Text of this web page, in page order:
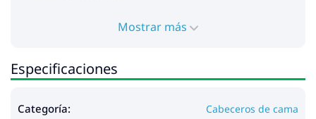
Mostrar más
Especificaciones
Categoría: Cabeceros de cama